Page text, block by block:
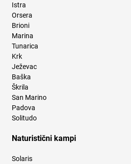
Istra
Orsera
Brioni
Marina
Tunarica
Krk
Ježevac
Baška
Škrila
San Marino
Padova
Solitudo
Naturistični kampi
Solaris